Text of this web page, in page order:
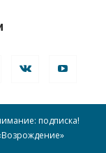
подписка!